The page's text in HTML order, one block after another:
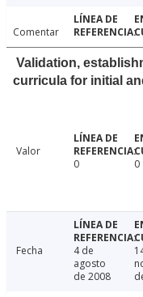
Comentar
Validation,
curricula for initial
Valor
0
0
Fecha
4 de
agosto
de 2008